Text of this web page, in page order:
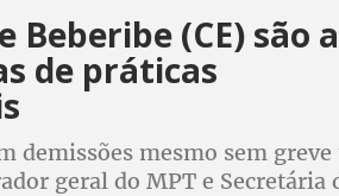
Beberibe (CE) são
de práticas
demissões mesmo sem greve
geral do MPT e Secretária